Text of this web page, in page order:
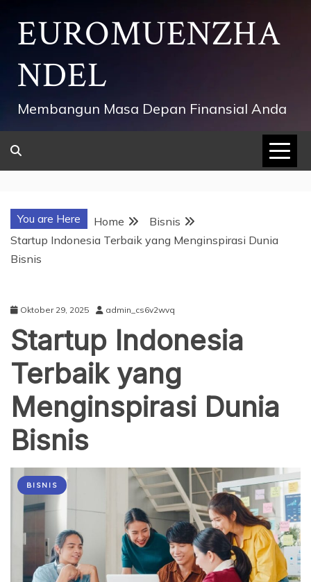
contentEUROMUENZHA
NDEL
Membangun Masa Depan Finansial Anda
You are Here Home
Bisnis
Startup Indonesia Terbaik yang Menginspirasi Dunia
Bisnis
Oktober 29, 2025 admin_cs6v2wvq
Startup Indonesia
Terbaik yang
Menginspirasi Dunia
Bisnis
BISNIS